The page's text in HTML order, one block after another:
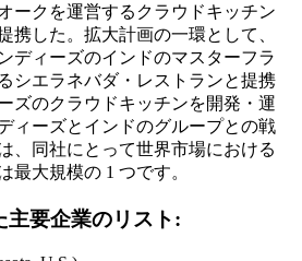
ークを運営するクラウドキッチン
携した。拡大計画の一環として、
ディーズのインドのマスターフラ
シエラネバダ・レストランと提携
ズのクラウドキッチンを開発・運
ィーズとインドのグループとの戦
、同社にとって世界市場における
最大規模の 1 つです。
主要企業のリスト: